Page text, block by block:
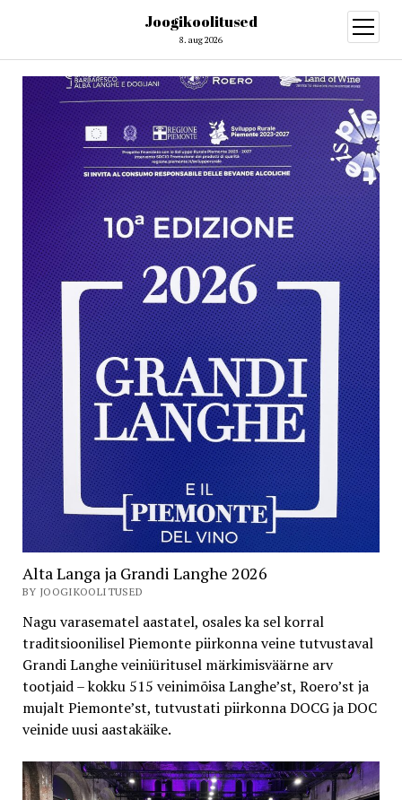
Joogikoolitused
8. aug 2026
open
menu
Alta Langa ja Grandi Langhe 2026
BY JOOGIKOOLITUSED
Nagu varasematel aastatel, osales ka sel korral
traditsioonilisel Piemonte piirkonna veine tutvustaval
Grandi Langhe veiniüritusel märkimisväärne arv
tootjaid – kokku 515 veinimõisa Langhe’st, Roero’st ja
mujalt Piemonte’st, tutvustati piirkonna DOCG ja DOC
veinide uusi aastakäike.